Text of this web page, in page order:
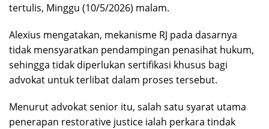
tertulis, Minggu (10/5/2026) malam.
Alexius mengatakan, mekanisme RJ pada dasarnya
tidak mensyaratkan pendampingan penasihat hukum,
sehingga tidak diperlukan sertifikasi khusus bagi
advokat untuk terlibat dalam proses tersebut.
Menurut advokat senior itu, salah satu syarat utama
penerapan restorative justice ialah perkara tindak